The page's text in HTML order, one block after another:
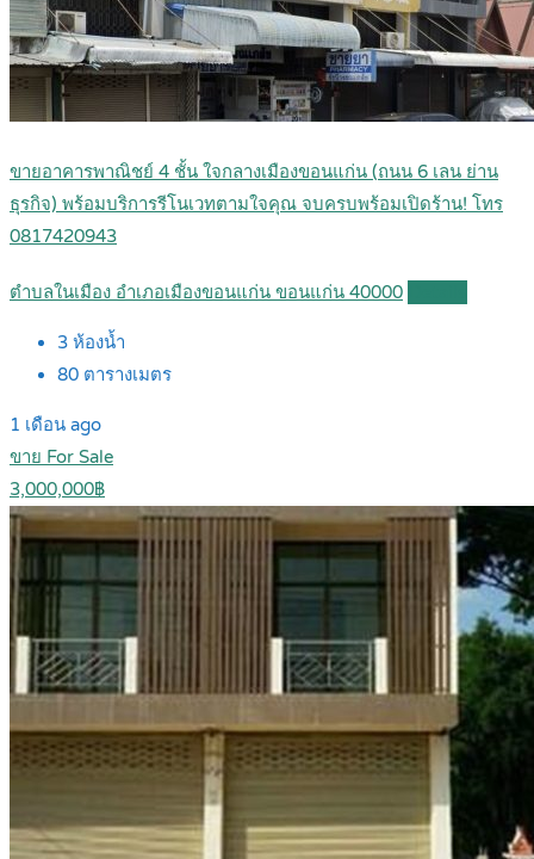
ขายอาคารพาณิชย์ 4 ชั้น ใจกลางเมืองขอนแก่น (ถนน 6 เลน ย่าน
ธุรกิจ) พร้อมบริการรีโนเวทตามใจคุณ จบครบพร้อมเปิดร้าน! โทร
0817420943
ตำบลในเมือง อำเภอเมืองขอนแก่น ขอนแก่น 40000
3 ห้องน้ำ
80 ตารางเมตร
1 เดือน ago
ขาย For Sale
3,000,000฿